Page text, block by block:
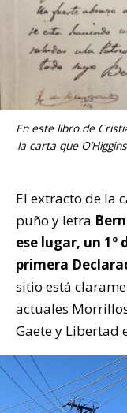
En este libro de
la carta que
El extracto de la
puño y letra
ese lugar, un 1º
primera
sitio está
actuales
Gaete y Libertad